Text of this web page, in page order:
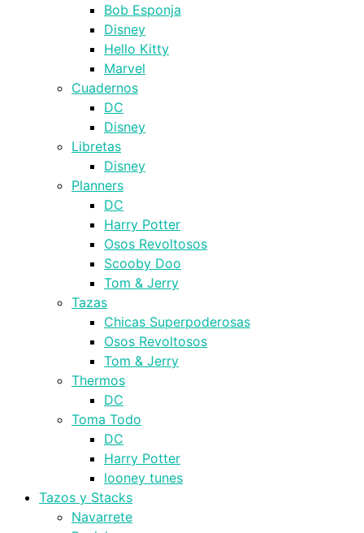
Bob Esponja
Disney
Hello Kitty
Marvel
Cuadernos
DC
Disney
Libretas
Disney
Planners
DC
Harry Potter
Osos Revoltosos
Scooby Doo
Tom & Jerry
Tazas
Chicas Superpoderosas
Osos Revoltosos
Tom & Jerry
Thermos
DC
Toma Todo
DC
Harry Potter
looney tunes
Tazos y Stacks
Navarrete